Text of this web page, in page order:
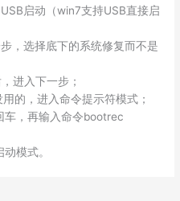
启动（win7支持USB直接启
，选择底下的系统修复而不是
进入下一步；
的，进入命令提示符模式；
，再输入命令bootrec
模式。